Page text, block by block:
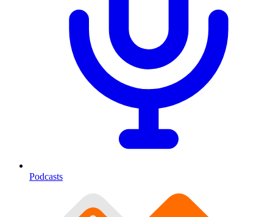
Podcasts